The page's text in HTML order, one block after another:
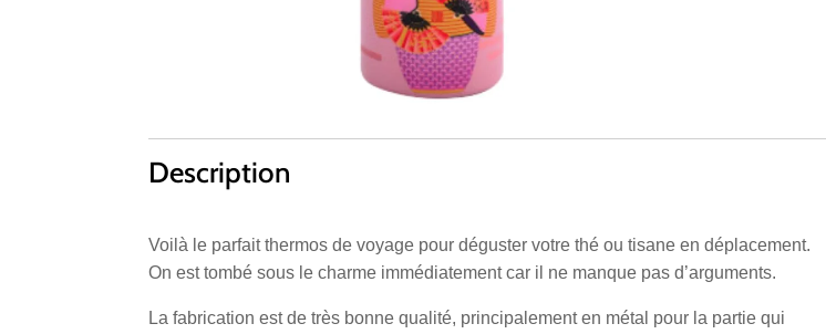
Description
Voilà le parfait thermos de voyage pour déguster votre thé ou tisane en déplacement.
On est tombé sous le charme immédiatement car il ne manque pas d’arguments.
La fabrication est de très bonne qualité, principalement en métal pour la partie qui